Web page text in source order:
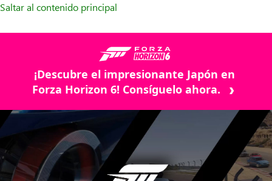
Saltar al contenido principal
¡Descubre el impresionante Japón en
Forza Horizon 6! Consíguelo ahora.